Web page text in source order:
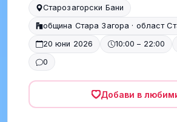
Старозагорски Бани
община Стара Загора · област
20 юни 2026
10:00 – 22:00
0
Добави в